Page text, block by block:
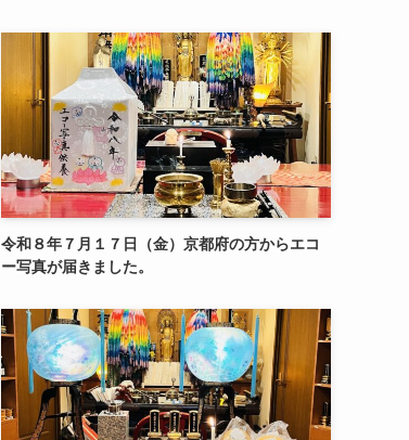
令和８年７月１７日（金）京都府の方からエコ
ー写真が届きました。